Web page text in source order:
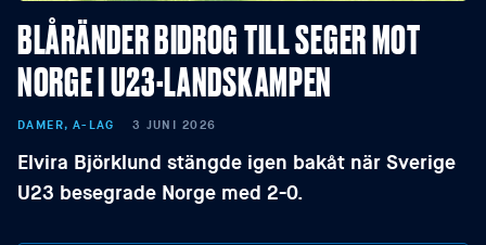
BLÅRÄNDER BIDROG TILL SEGER MOT
NORGE I U23-LANDSKAMPEN
DAMER, A-LAG 3 JUNI 2026
Elvira Björklund stängde igen bakåt när Sverige
U23 besegrade Norge med 2-0.